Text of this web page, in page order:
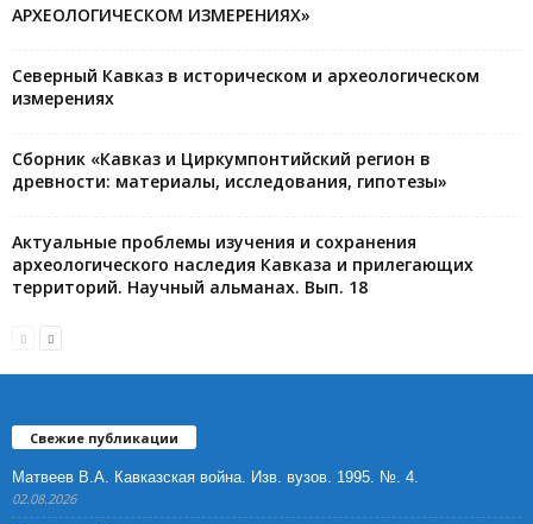
АРХЕОЛОГИЧЕСКОМ ИЗМЕРЕНИЯХ»
Северный Кавказ в историческом и археологическом
измерениях
Сборник «Кавказ и Циркумпонтийский регион в
древности: материалы, исследования, гипотезы»
Актуальные проблемы изучения и сохранения
археологического наследия Кавказа и прилегающих
территорий. Научный альманах. Вып. 18
Свежие публикации
Матвеев В.А. Кавказская война. Изв. вузов. 1995. №. 4.
02.08.2026